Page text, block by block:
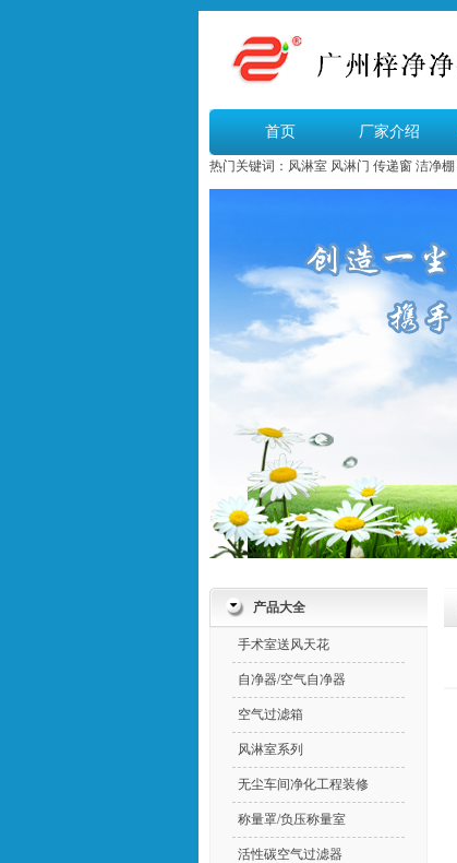
首页 厂家介绍
热门关键词： 风淋室 风淋门 传递窗 洁净棚
产品大全
手术室送风天花
自净器/空气自净器
空气过滤箱
风淋室系列
无尘车间净化工程装修
称量罩/负压称量室
活性碳空气过滤器